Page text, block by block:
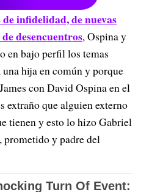
infidelidad, de nuevas
desencuentros, Ospina y
en bajo perfil los temas
hija en común y porque
con David Ospina en el
extraño que alguien externo
tienen y esto lo hizo Gabriel
prometido y padre del